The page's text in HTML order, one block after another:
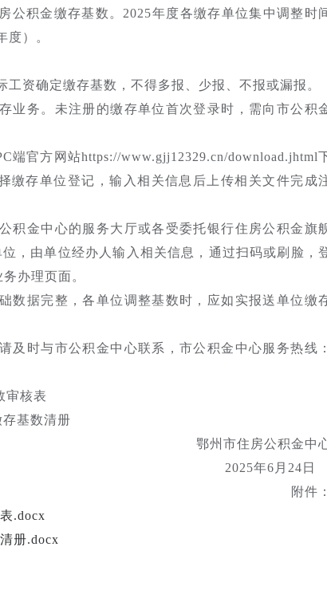
公积金缴存基数。2025年度各缴存单位集中调整时
度）。
工资确定缴存基数，不得多报、少报、不报或漏报。
业务。未注册的缴存单位首次登录时，需向市公积
端官方网站https://www.gjj12329.cn/download.jhtml
缴存单位登记，输入相关信息后上传相关文件完成
积金中心的服务大厅或各受委托银行住房公积金旗
，由单位经办人输入相关信息，通过扫码或刷脸，
办理页面。
数据完整，各单位调整基数时，应如实报送单位缴
及时与市公积金中心联系，市公积金中心服务热线：
审核表
基数清册
鄂州市住房公积金中
2025年6月24日
附件：
.docx
册.docx